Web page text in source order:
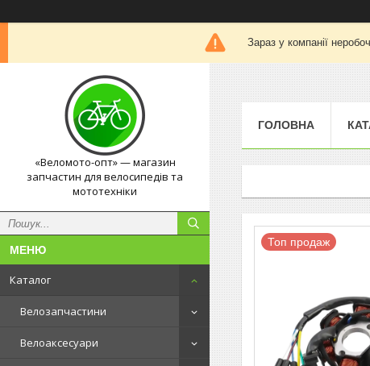
Зараз у компанії
«Веломото-опт» — магазин
запчастин для велосипедів та
мототехніки
Каталог
Велозапчастини
Велоаксесуари
ГОЛОВНА
Топ продаж